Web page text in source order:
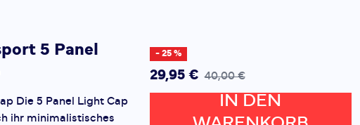
5 Panel
- 25 %
29,95 € 40,00 €
Die 5 Panel Light Cap
ihr minimalistisches
IN DEN